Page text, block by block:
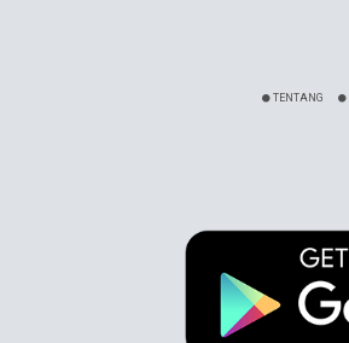
TENTANG